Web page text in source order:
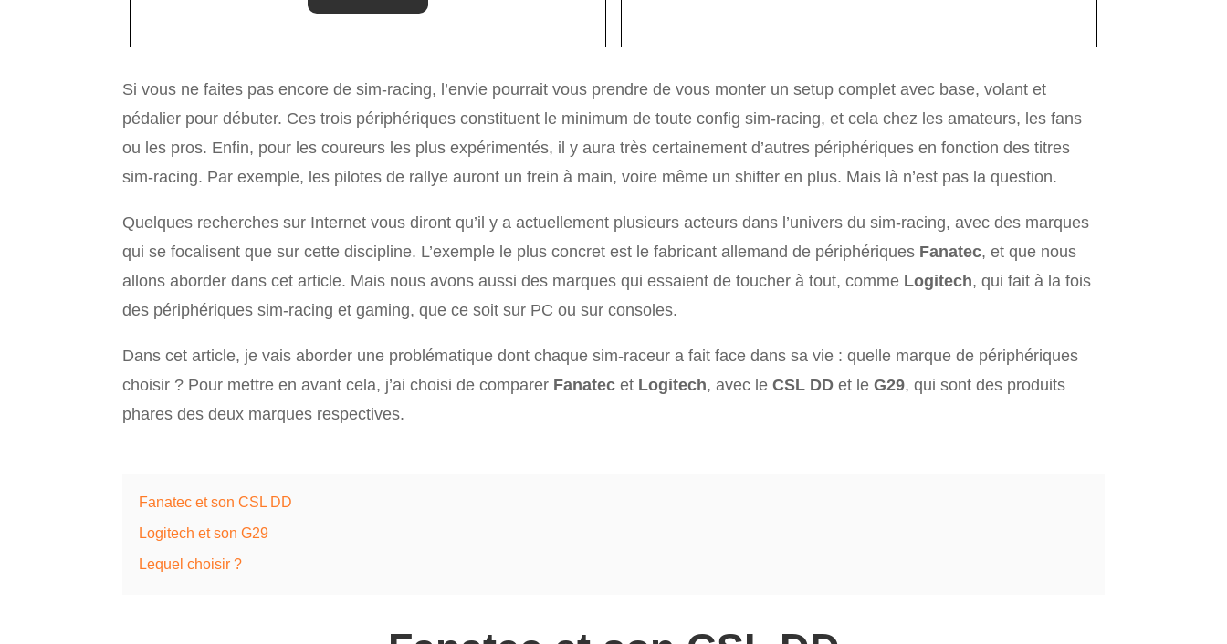
Si vous ne faites pas encore de sim-racing, l’envie pourrait vous prendre de vous monter un setup complet avec base, volant et
pédalier pour débuter. Ces trois périphériques constituent le minimum de toute config sim-racing, et cela chez les amateurs, les fans
ou les pros. Enfin, pour les coureurs les plus expérimentés, il y aura très certainement d’autres périphériques en fonction des titres
sim-racing. Par exemple, les pilotes de rallye auront un frein à main, voire même un shifter en plus. Mais là n’est pas la question.
Quelques recherches sur Internet vous diront qu’il y a actuellement plusieurs acteurs dans l’univers du sim-racing, avec des marques
qui se focalisent que sur cette discipline. L’exemple le plus concret est le fabricant allemand de périphériques Fanatec, et que nous
allons aborder dans cet article. Mais nous avons aussi des marques qui essaient de toucher à tout, comme Logitech, qui fait à la fois
des périphériques sim-racing et gaming, que ce soit sur PC ou sur consoles.
Dans cet article, je vais aborder une problématique dont chaque sim-raceur a fait face dans sa vie : quelle marque de périphériques
choisir ? Pour mettre en avant cela, j’ai choisi de comparer Fanatec et Logitech, avec leCSL DD et leG29, qui sont des produits
phares des deux marques respectives.
Fanatec et son CSL DD
Logitech et son G29
Lequel choisir ?